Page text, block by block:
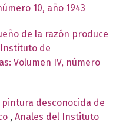
10, año 1943
de la razón produce
de
Volumen IV, número
pintura desconocida de
, Anales del Instituto